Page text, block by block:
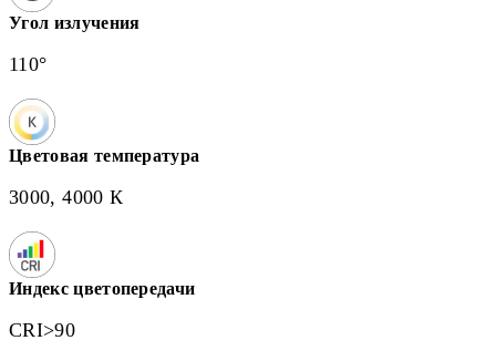
Угол излучения
110°
Цветовая температура
3000, 4000 К
Индекс цветопередачи
CRI>90